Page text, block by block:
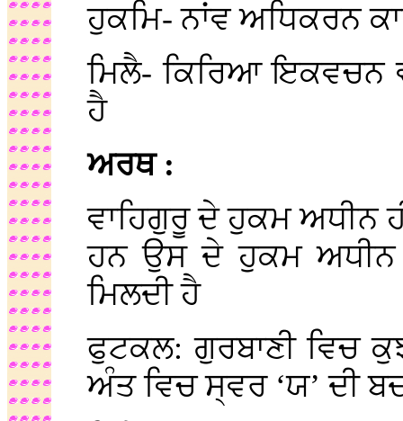
ਹੁਕਮਿ- ਨਾਂਵ ਅਧਿਕਰਨ
ਮਿਲੈ- ਕਿਰਿਆ ਇਕਵਚਨ
ਹੈ
ਅਰਥ :
ਵਾਹਿਗੁਰੂ ਦੇ ਹੁਕਮ ਅਧੀਨ
ਹਨ ਉਸ ਦੇ ਹੁਕਮ ਅਧੀਨ
ਮਿਲਦੀ ਹੈ
ਫੁਟਕਲ: ਗੁਰਬਾਣੀ ਵਿਚ
ਅੰਤ ਵਿਚ ਸ੍ਵਰ ‘ਯ’ ਦੀ